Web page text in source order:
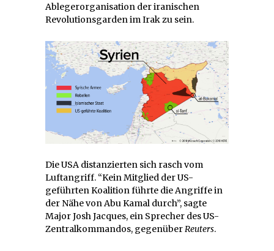
Ablegerorganisation der iranischen
Revolutionsgarden im Irak zu sein.
Die USA distanzierten sich rasch vom
Luftangriff. “Kein Mitglied der US-
geführten Koalition führte die Angriffe in
der Nähe von Abu Kamal durch”, sagte
Major Josh Jacques, ein Sprecher des US-
Zentralkommandos, gegenüberReuters.